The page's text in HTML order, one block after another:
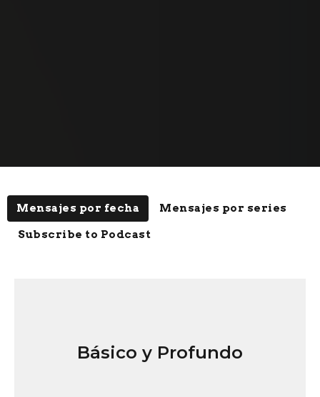
Mensajes por fecha Mensajes por series
Subscribe to Podcast
Básico y Profundo